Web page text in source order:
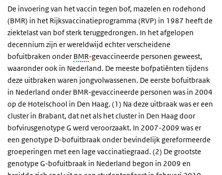
De invoering van het vaccin tegen bof, mazelen en rodehond
(BMR) in het Rijksvaccinatieprogramma (RVP) in 1987 heeft de
ziektelast van bof sterk teruggedrongen. In het afgelopen
decennium zijn er wereldwijd echter verscheidene
bofuitbraken onder BMR-gevaccineerde personen geweest,
waaronder ook in Nederland. De meeste bofpatiënten tijdens
deze uitbraken waren jongvolwassenen. De eerste bofuitbraak
in Nederland onder BMR-gevaccineerde personen was in 2004
op de Hotelschool in Den Haag. (1) Na deze uitbraak was er een
cluster in Brabant, dat net als het cluster in Den Haag door
bofvirusgenotype G werd veroorzaakt. In 2007-2009 was er
een genotype D-bofuitbraak onder bevindelijk gereformeerde
groeperingen met een lage vaccinatiegraad. (2) De grootste
genotype G-bofuitbraak in Nederland begon in 2009 en